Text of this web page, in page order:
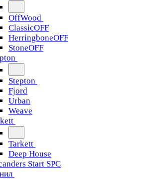
OffWood
ClassicOFF
HerringboneOFF
StoneOFF
Stepton
Fjord
Urban
Weave
Tarkett
Deep House
Start SPC